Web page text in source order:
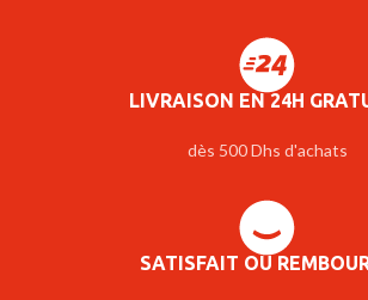
LIVRAISON EN 24H
dès 500 Dhs d'achats
SATISFAIT OU